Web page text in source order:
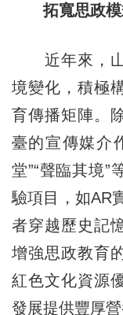
拓寬思政
近年來，山
境變化，積極
育傳播矩陣。
臺的宣傳媒介
堂”“聲臨其境”
驗項目，如AR
者穿越歷史記
增強思政教育
紅色文化資源
發展提供豐厚